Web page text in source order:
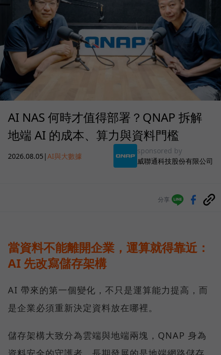
AI NAS 何時才值得部署？QNAP 拆解
地端 AI 的成本、算力與資料門檻
2026.08.05 |AI與大數據
sponsored by
威聯通科技股份有限公司
分享
當資料不能離開企業，運算就得靠近：
AI 先改寫儲存架構
AI 帶來的第一個變化，不只是運算能力提高，而
是企業必須重新決定資料放在哪裡。
儲存架構大致分為雲端與地端兩塊，QNAP 身為